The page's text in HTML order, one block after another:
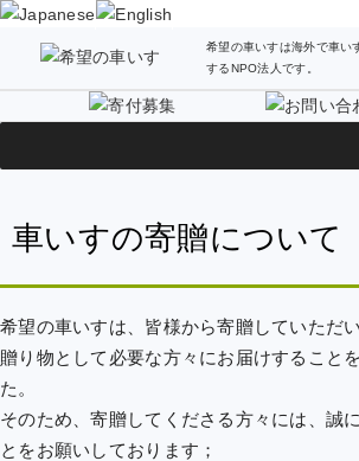
希望の車いすは海外で車い
するNPO法人です。
車いすの寄贈について
希望の車いすは、皆様から寄贈していただ
贈り物として必要な方々にお届けすること
た。
そのため、寄贈してくださる方々には、誠
とをお願いしております；